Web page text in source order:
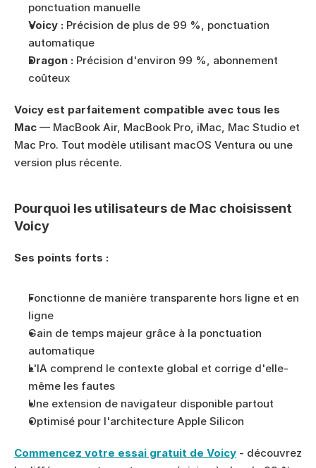
ponctuation manuelle
Voicy : Précision de plus de 99 %, ponctuation
automatique
Dragon : Précision d'environ 99 %, abonnement
coûteux
Voicy est parfaitement compatible avec tous les
Mac — MacBook Air, MacBook Pro, iMac, Mac Studio et
Mac Pro. Tout modèle utilisant macOS Ventura ou une
version plus récente.
Pourquoi les utilisateurs de Mac choisissent
Voicy
Ses points forts :
Fonctionne de manière transparente hors ligne et en
ligne
Gain de temps majeur grâce à la ponctuation
automatique
L'IA comprend le contexte global et corrige d'elle-
même les fautes
Une extension de navigateur disponible partout
Optimisé pour l'architecture Apple Silicon
Commencez votre essai gratuit de Voicy - découvrez